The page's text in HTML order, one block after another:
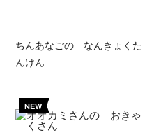
ちんあなごの なんきょくた
んけん
NEW